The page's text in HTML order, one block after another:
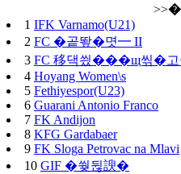
>>�
1 IFK Varnamo(U21)
2 FC �곹뙆�몃━ II
3 FC 移댁씠���щ씪�고
4 Hoyang Women\s
5 Fethiyespor(U23)
6 Guarani Antonio Franco
7 FK Andijon
8 KFG Gardabaer
9 FK Sloga Petrovac na Mlavi
10 GIF �쒖뒪諛�